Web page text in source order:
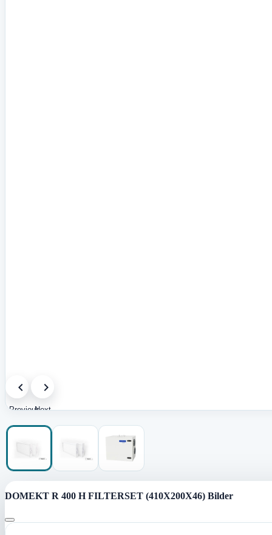
PreviousNext
DOMEKT R 400 H FILTERSET (410X200X46) Bilder